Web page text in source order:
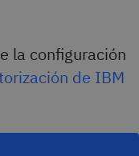
la configuración
de IBM